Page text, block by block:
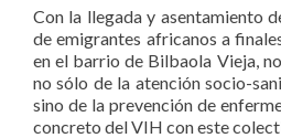
Con la llegada y asentamiento
de emigrantes africanos a
en el barrio de Bilbaola Vieja,
no sólo de la atención socio-
sino de la prevención de
concreto del VIH con este